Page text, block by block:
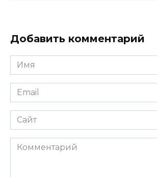
Добавить комментарий
Имя
Email
Сайт
Комментарий